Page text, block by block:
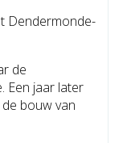
Dendermonde-
de
Een jaar later
bouw van